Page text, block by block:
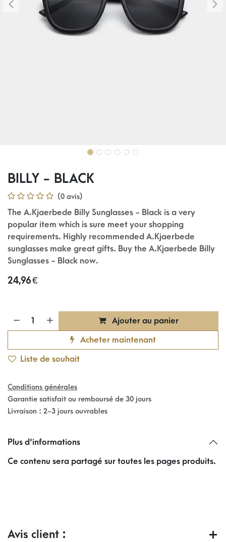
BILLY - BLACK
(0 avis)
The A.Kjaerbede Billy Sunglasses - Black is a very
popular item which is sure meet your shopping
requirements. Highly recommended A.Kjaerbede
sunglasses make great gifts. Buy the A.Kjaerbede Billy
Sunglasses - Black now.
24,96€
Ajouter au panier
Acheter maintenant
Liste de souhait
Conditions générales
Garantie satisfait ou remboursé de 30 jours
Livraison : 2-3 jours ouvrables
Plus d'informations
Ce contenu sera partagé sur toutes les pages produits.
Avis client :